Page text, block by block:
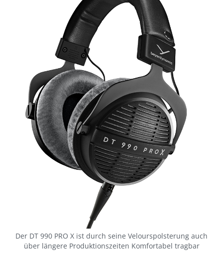
Der DT 990 PRO X ist durch seine Velourspolsterung auch
über längere Produktionszeiten Komfortabel tragbar